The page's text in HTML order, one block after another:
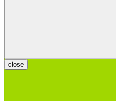
close